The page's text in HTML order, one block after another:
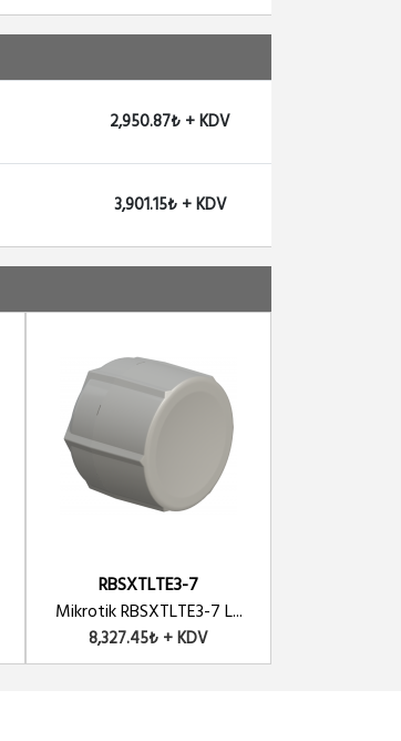
2,950.87₺ + KDV
3,901.15₺ + KDV
RBSXTLTE3-7
Mikrotik RBSXTLTE3-7 L...
8,327.45₺ + KDV